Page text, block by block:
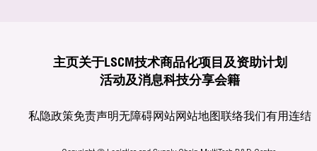
主页关于LSCM技术商品化项目及资助计划
活动及消息科技分享会籍
私隐政策免责声明无障碍网站网站地图联络我们有用连结